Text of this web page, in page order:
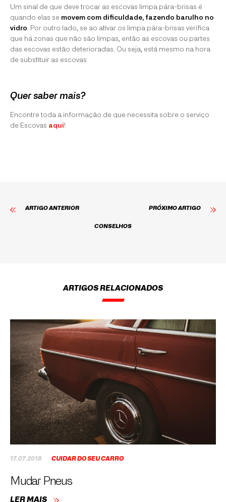
Um sinal de que deve trocar as escovas limpa pára-brisas é
quando elas se movem com dificuldade, fazendo barulho no
vidro. Por outro lado, se ao ativar os limpa pára-brisas verifica
que há zonas que não são limpas, então as escovas ou partes
das escovas estão deterioradas. Ou seja, está mesmo na hora
de substituir as escovas
Quer saber mais?
Encontre toda a informação de que necessita sobre o serviço
de Escovas aqui!
ARTIGO ANTERIOR
CONSELHOS
PRÓXIMO ARTIGO
ARTIGOS RELACIONADOS
17.07.2018 CUIDAR DO SEU CARRO
Mudar Pneus
LER MAIS